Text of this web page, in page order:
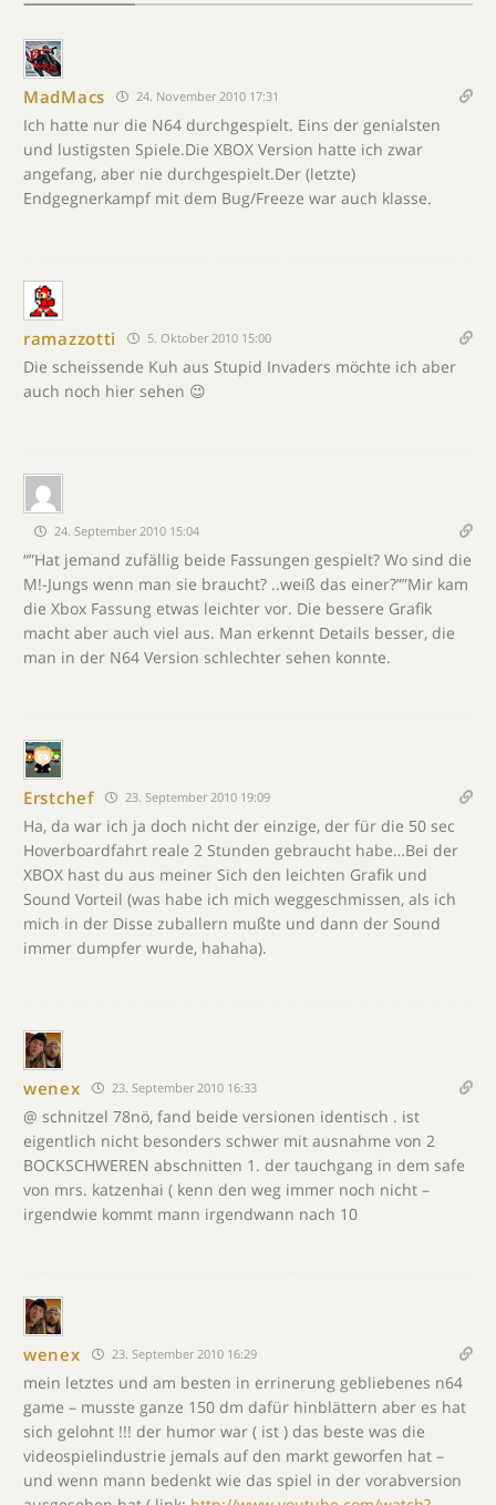
MadMacs 24. November 2010 17:31
Ich hatte nur die N64 durchgespielt. Eins der genialsten
und lustigsten Spiele.Die XBOX Version hatte ich zwar
angefang, aber nie durchgespielt.Der (letzte)
Endgegnerkampf mit dem Bug/Freeze war auch klasse.
ramazzotti 5. Oktober 2010 15:00
Die scheissende Kuh aus Stupid Invaders möchte ich aber
auch noch hier sehen 😉
24. September 2010 15:04
“”Hat jemand zufällig beide Fassungen gespielt? Wo sind die
M!-Jungs wenn man sie braucht? ..weiß das einer?””Mir kam
die Xbox Fassung etwas leichter vor. Die bessere Grafik
macht aber auch viel aus. Man erkennt Details besser, die
man in der N64 Version schlechter sehen konnte.
Erstchef 23. September 2010 19:09
Ha, da war ich ja doch nicht der einzige, der für die 50 sec
Hoverboardfahrt reale 2 Stunden gebraucht habe…Bei der
XBOX hast du aus meiner Sich den leichten Grafik und
Sound Vorteil (was habe ich mich weggeschmissen, als ich
mich in der Disse zuballern mußte und dann der Sound
immer dumpfer wurde, hahaha).
wenex 23. September 2010 16:33
@ schnitzel 78nö, fand beide versionen identisch . ist
eigentlich nicht besonders schwer mit ausnahme von 2
BOCKSCHWEREN abschnitten 1. der tauchgang in dem safe
von mrs. katzenhai ( kenn den weg immer noch nicht –
irgendwie kommt mann irgendwann nach 10
wenex 23. September 2010 16:29
mein letztes und am besten in errinerung gebliebenes n64
game – musste ganze 150 dm dafür hinblättern aber es hat
sich gelohnt !!! der humor war ( ist ) das beste was die
videospielindustrie jemals auf den markt geworfen hat –
und wenn mann bedenkt wie das spiel in der vorabversion